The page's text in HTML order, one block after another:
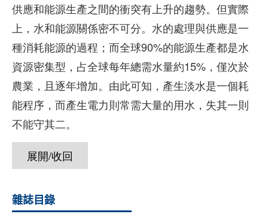
供應和能源生產之間的衝突有上升的趨勢。但實際
上，水和能源關係密不可分。水的處理與供應是一
種消耗能源的過程；而全球90%的能源生產都是水
資源密集型，占全球每年總需水量約15%，僅次於
農業，且逐年增加。由此可知，產生淡水是一個耗
能程序，而產生電力則常需大量的用水，失其一則
不能守其二。
展開/收回
雜誌目錄